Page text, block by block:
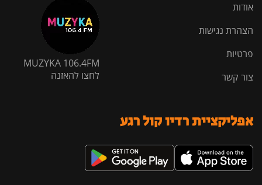
אודות
הצהרת נגישות
פרטיות
צור קשר
MUZYKA 106.4FM
לחצו להאזנה
אפליקציית רדיו קול רגע